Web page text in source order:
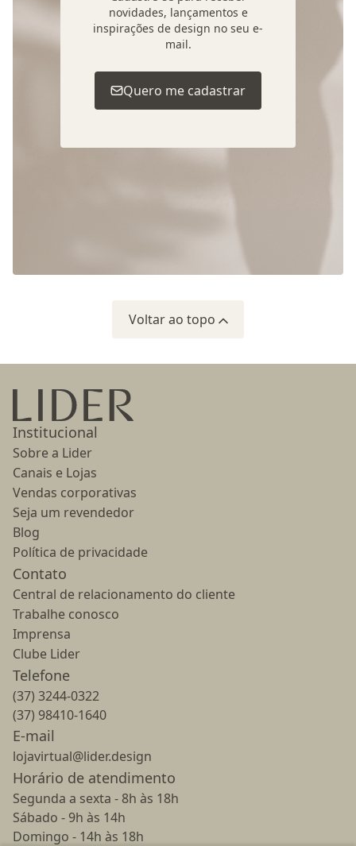
novidades, lançamentos e
inspirações de design no seu e-
mail.
Quero me cadastrar
Voltar ao topo
Ir para a página inicial
Institucional
Sobre a Lider
Canais e Lojas
Vendas corporativas
Seja um revendedor
Blog
Política de privacidade
Contato
Central de relacionamento do cliente
Trabalhe conosco
Imprensa
Clube Lider
Telefone
(37) 3244-0322
(37) 98410-1640
E-mail
lojavirtual@lider.design
Horário de atendimento
Segunda a sexta - 8h às 18h
Sábado - 9h às 14h
Domingo - 14h às 18h